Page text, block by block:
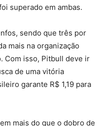
superado em ambas.
sendo que três por
mais na organização
Com isso, Pitbull deve ir
de uma vitória
garante R$ 1,19 para
mais do que o dobro de